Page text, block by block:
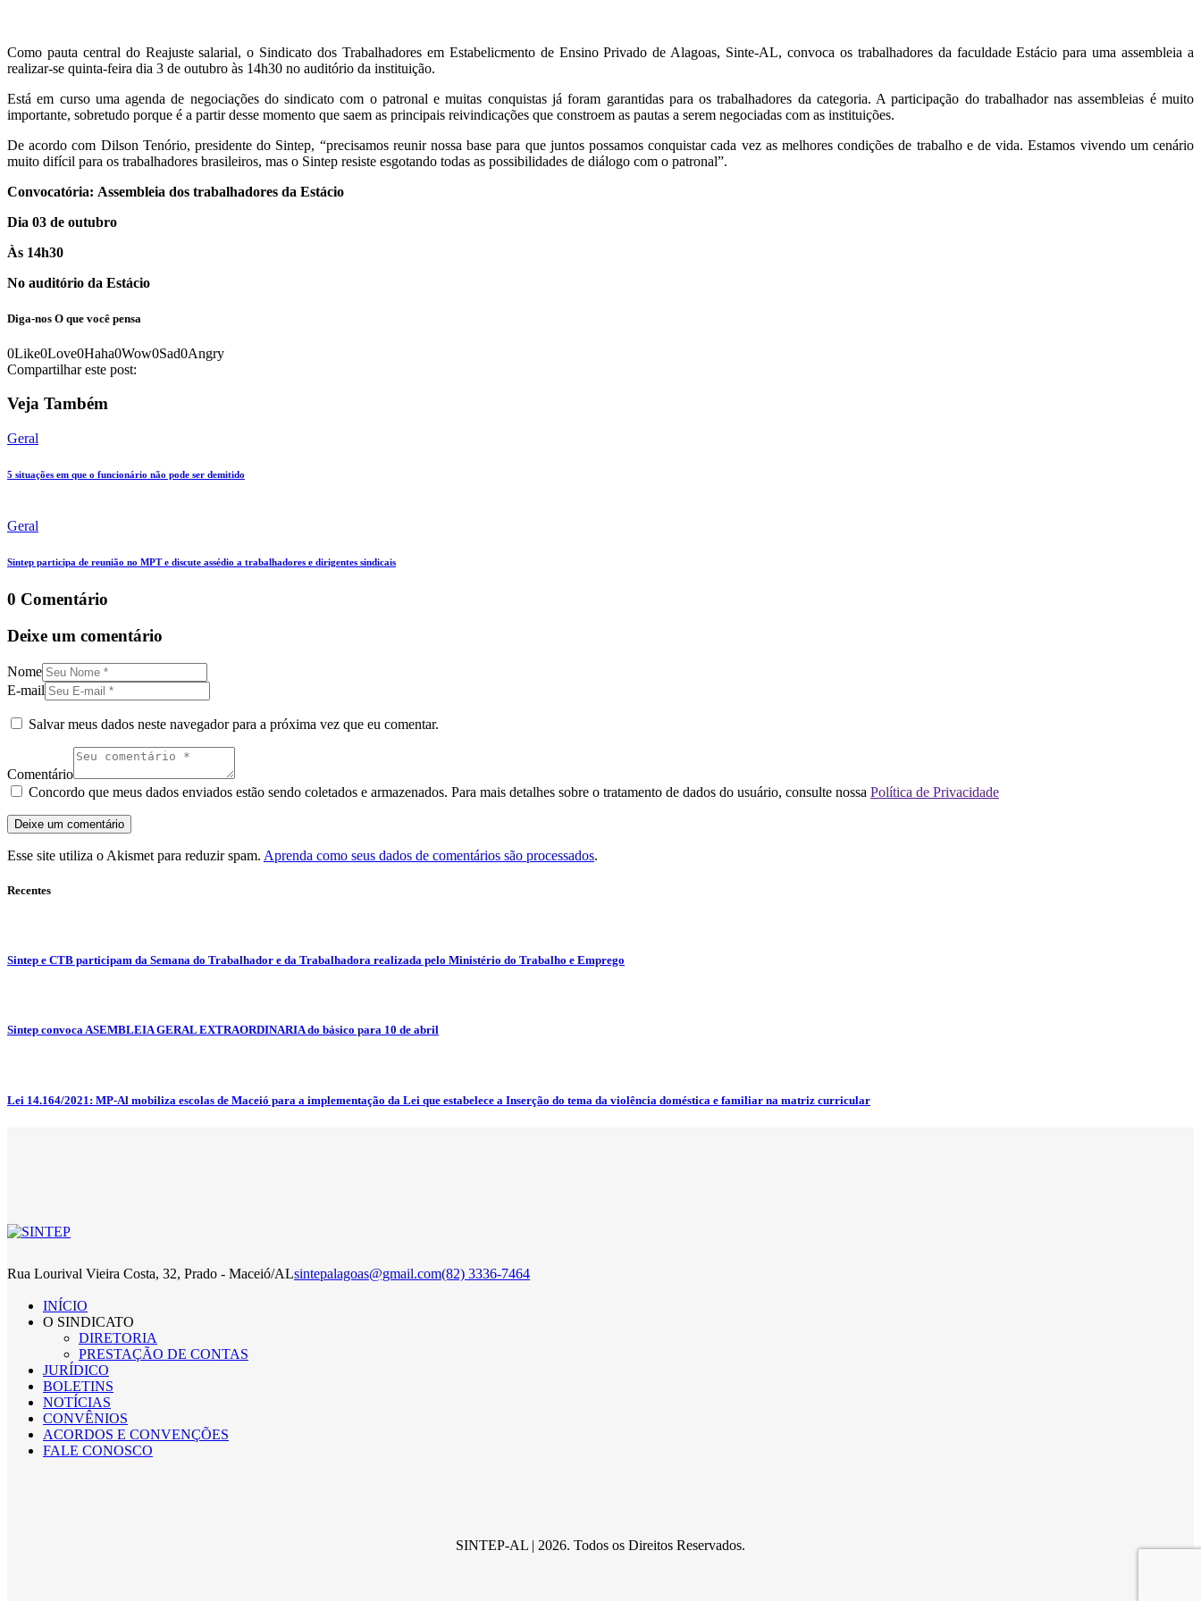
Como pauta central do Reajuste salarial, o Sindicato dos Trabalhadores em Estabelicmento de Ensino Privado de Alagoas, Sinte-AL, convoca os trabalhadores da faculdade Estácio para uma assembleia a
realizar-se quinta-feira dia 3 de outubro às 14h30 no auditório da instituição.
Está em curso uma agenda de negociações do sindicato com o patronal e muitas conquistas já foram garantidas para os trabalhadores da categoria. A participação do trabalhador nas assembleias é muito
importante, sobretudo porque é a partir desse momento que saem as principais reivindicações que constroem as pautas a serem negociadas com as instituições.
De acordo com Dilson Tenório, presidente do Sintep, “precisamos reunir nossa base para que juntos possamos conquistar cada vez as melhores condições de trabalho e de vida. Estamos vivendo um cenário
muito difícil para os trabalhadores brasileiros, mas o Sintep resiste esgotando todas as possibilidades de diálogo com o patronal”.
Convocatória: Assembleia dos trabalhadores da Estácio
Dia 03 de outubro
Às 14h30
No auditório da Estácio
Diga-nos O que você pensa
0Like0Love0Haha0Wow0Sad0Angry
Compartilhar este post:
Veja Também
Geral
5 situações em que o funcionário não pode ser demitido
Geral
Sintep participa de reunião no MPT e discute assédio a trabalhadores e dirigentes sindicais
0 Comentário
Deixe um comentário
Nome
E-mail
Salvar meus dados neste navegador para a próxima vez que eu comentar.
Comentário
Concordo que meus dados enviados estão sendo coletados e armazenados. Para mais detalhes sobre o tratamento de dados do usuário, consulte nossa Política de Privacidade
Esse site utiliza o Akismet para reduzir spam. Aprenda como seus dados de comentários são processados.
Recentes
Sintep e CTB participam da Semana do Trabalhador e da Trabalhadora realizada pelo Ministério do Trabalho e Emprego
Sintep convoca ASEMBLEIA GERAL EXTRAORDINARIA do básico para 10 de abril
Lei 14.164/2021: MP-Al mobiliza escolas de Maceió para a implementação da Lei que estabelece a Inserção do tema da violência doméstica e familiar na matriz curricular
Rua Lourival Vieira Costa, 32, Prado - Maceió/ALsintepalagoas@gmail.com(82) 3336-7464
INÍCIO
O SINDICATO
DIRETORIA
PRESTAÇÃO DE CONTAS
JURÍDICO
BOLETINS
NOTÍCIAS
CONVÊNIOS
ACORDOS E CONVENÇÕES
FALE CONOSCO
SINTEP-AL | 2026. Todos os Direitos Reservados.